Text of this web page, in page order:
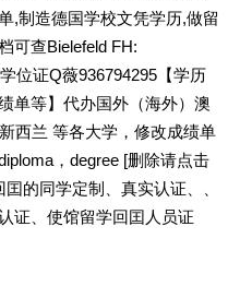
,制造德国学校文凭学历,做留
可查Bielefeld FH:
位证Q薇936794295【学历
单等】代办国外（海外）澳
西兰 等各大学，修改成绩单
，degree [删除请点击
的同学定制、真实认证、、
证、使馆留学回囯人员证